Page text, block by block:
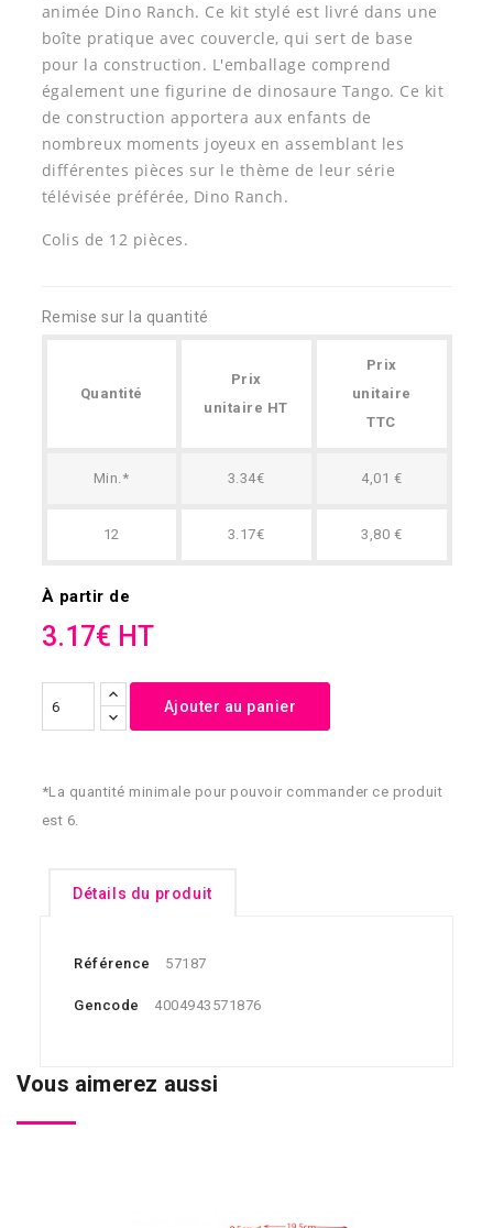
animée Dino Ranch. Ce kit stylé est livré dans une
boîte pratique avec couvercle, qui sert de base
pour la construction. L'emballage comprend
également une figurine de dinosaure Tango. Ce kit
de construction apportera aux enfants de
nombreux moments joyeux en assemblant les
différentes pièces sur le thème de leur série
télévisée préférée, Dino Ranch.
Colis de 12 pièces.
Remise sur la quantité
Quantité
Prix
unitaire HT
Prix
unitaire
TTC
Min.* 3.34€ 4,01 €
12 3.17€ 3,80 €
À partir de
3.17€ HT
Ajouter au panier
*La quantité minimale pour pouvoir commander ce produit
est 6.
Détails du produit
Référence 57187
Gencode 4004943571876
Vous aimerez aussi